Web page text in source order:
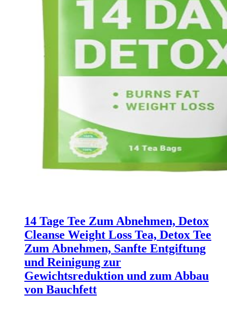
14 Tage Tee Zum Abnehmen, Detox
Cleanse Weight Loss Tea, Detox Tee
Zum Abnehmen, Sanfte Entgiftung
und Reinigung zur
Gewichtsreduktion und zum Abbau
von Bauchfett